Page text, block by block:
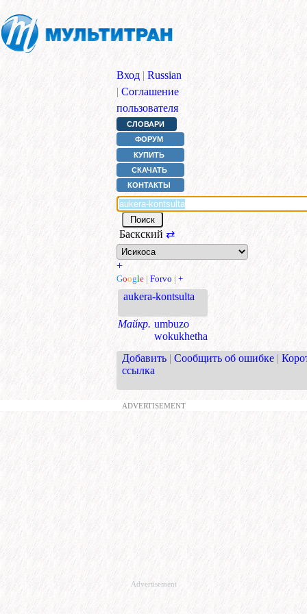
Вход | Russian
| Соглашение
пользователя
СЛОВАРИ
ФОРУМ
КУПИТЬ
СКАЧАТЬ
КОНТАКТЫ
Баскский ⇄
+
Google | Forvo | +
aukera-kontsulta
Майкр. umbuzo
wokukhetha
Добавить | Сообщить об ошибке |
ссылка
ADVERTISEMENT
Advertisement